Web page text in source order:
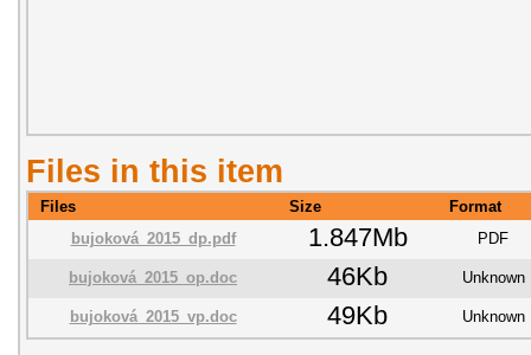
Files in this item
Files Size
Format
bujoková_2015_dp.pdf
1.847Mb PDF
bujoková_2015_op.doc 46Kb Unknown
bujoková_2015_vp.doc 49Kb Unknown